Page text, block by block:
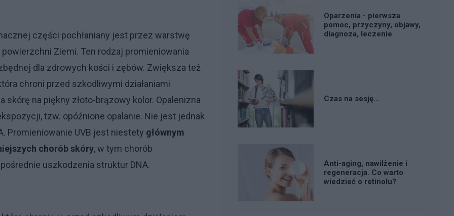
części pochłaniany jest przez warstwę
Ziemi. Ten rodzaj promieniowania
dla zdrowych kości i zębów. Zwiększa też
chroni przed szkodliwymi działaniami
na piękny złoto-brązowy kolor. Opalenizna
tzw. opóźnione opalanie. Nie jest jednak
Promieniowanie UVB jest niestety głównym
chorób skóry, w tym chorób
uszkodzenia struktur DNA.
Oparzenia - pierwsza
pomoc, przyczyny, objawy,
diagnoza, leczenie
Czas na sesję...
Anti-aging, nawilżenie i
regeneracja. Co warto
wiedzieć o retinolu?